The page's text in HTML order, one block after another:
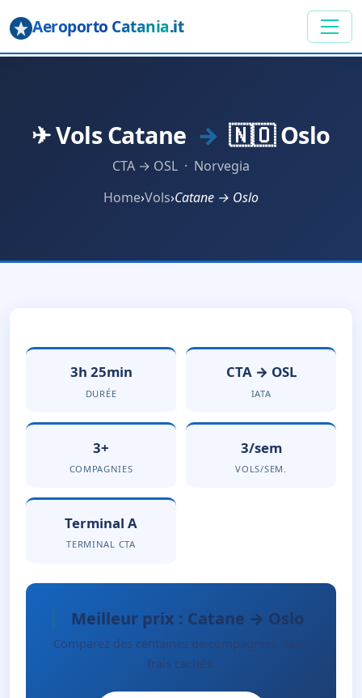
Aeroporto Catania.it
✈ Vols Catane → 🇳🇴 Oslo
CTA → OSL · Norvegia
Home›Vols›Catane → Oslo
3h 25min
DURÉE
CTA → OSL
IATA
3+
COMPAGNIES
3/sem
VOLS/SEM.
Terminal A
TERMINAL CTA
Meilleur prix : Catane → Oslo
Comparez des centaines de compagnies. Sans
frais cachés.